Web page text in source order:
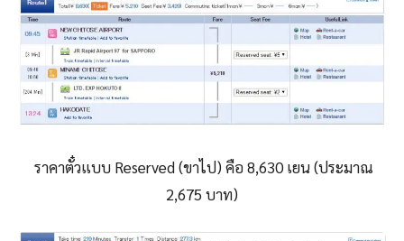
ราคาตั๋วแบบ Reserved (ขาไป) คือ8,630 เยน (ประมาณ
2,675 บาท)